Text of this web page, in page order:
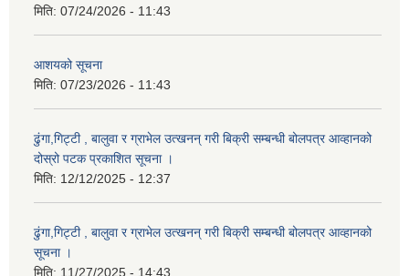
मिति: 07/24/2026 - 11:43
आशयको सूचना
मिति: 07/23/2026 - 11:43
ढुंगा,गिट्टी , बालुवा र ग्राभेल उत्खनन् गरी बिक्री सम्बन्धी बोलपत्र आव्हानको
दोस्रो पटक प्रकाशित सूचना ।
मिति: 12/12/2025 - 12:37
ढुंगा,गिट्टी , बालुवा र ग्राभेल उत्खनन् गरी बिक्री सम्बन्धी बोलपत्र आव्हानको
सूचना ।
मिति: 11/27/2025 - 14:43